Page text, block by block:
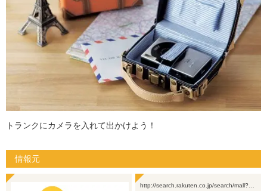
トランクにカメラを入れて出かけよう！
情報元
http://search.rakuten.co.jp/search/mall?…